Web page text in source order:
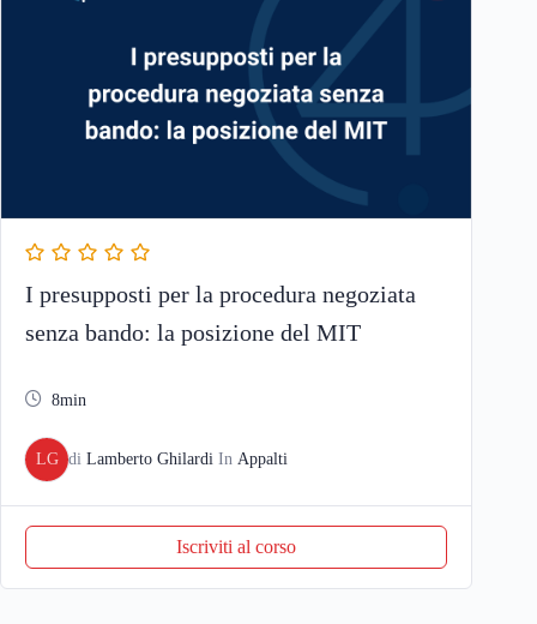
I presupposti per la procedura negoziata
senza bando: la posizione del MIT
8min
LG di Lamberto Ghilardi In Appalti
Iscriviti al corso